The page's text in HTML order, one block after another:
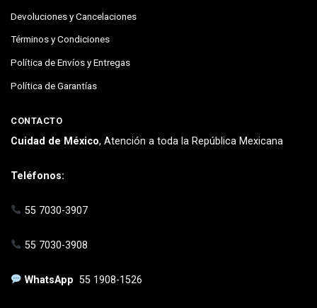
Devoluciones y Cancelaciones
Términos y Condiciones
Política de Envíos y Entregas
Política de Garantías
CONTACTO
Cuidad de México, Atención a toda la República Mexicana
Teléfonos:
55 7030-3907
55 7030-3908
WhatsApp55 1908-1526